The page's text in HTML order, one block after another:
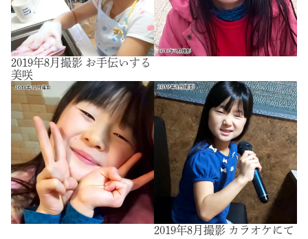
2019年8月撮影 お手伝いする
美咲
2019年8月撮影 カラオケにて